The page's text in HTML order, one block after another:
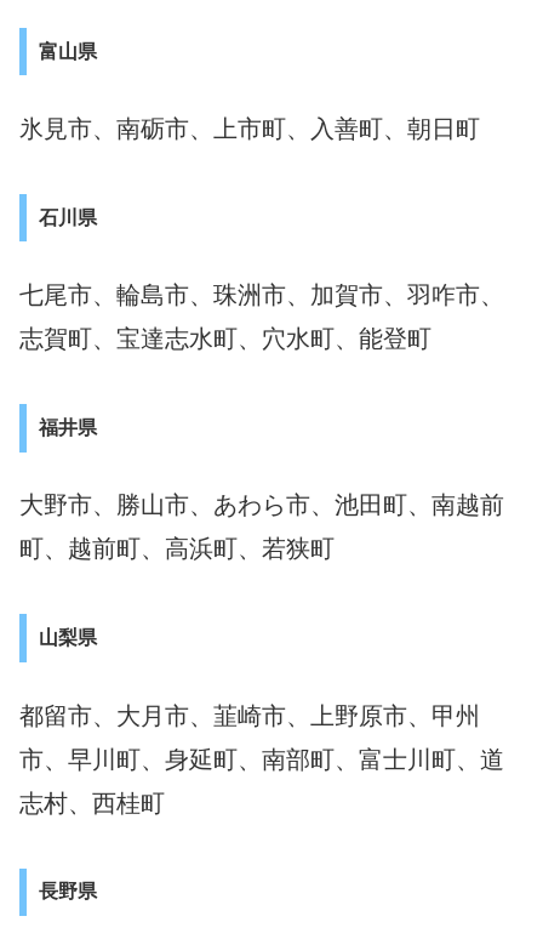
富山県
氷見市、南砺市、上市町、入善町、朝日町
石川県
七尾市、輪島市、珠洲市、加賀市、羽咋市、
志賀町、宝達志水町、穴水町、能登町
福井県
大野市、勝山市、あわら市、池田町、南越前
町、越前町、高浜町、若狭町
山梨県
都留市、大月市、韮崎市、上野原市、甲州
市、早川町、身延町、南部町、富士川町、道
志村、西桂町
長野県